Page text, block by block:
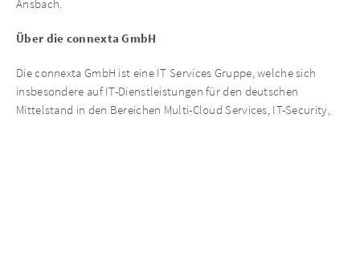
Ansbach.
Über die connexta GmbH
Die connexta GmbH ist eine IT Services Gruppe, welche sich
insbesondere auf IT-Dienstleistungen für den deutschen
Mittelstand in den Bereichen Multi-Cloud Services, IT-Security,